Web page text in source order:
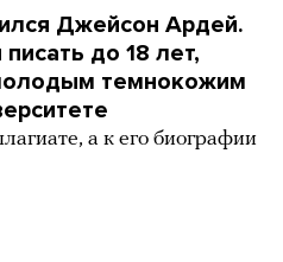
Джейсон Ардей.
до 18 лет,
темнокожим
а к его биографии